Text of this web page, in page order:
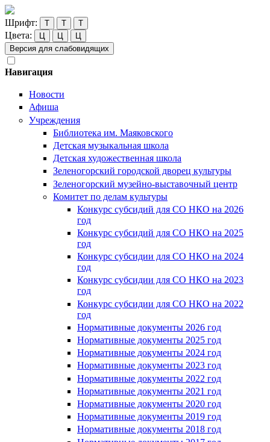
Шрифт: Т Т Т
Цвета: Ц Ц
Ц
Версия для слабовидящих
Навигация
Новости
Афиша
Учреждения
Библиотека им. Маяковского
Детская музыкальная школа
Детская художественная школа
Зеленогорский городской дворец культуры
Зеленогорский музейно-выставочный центр
Комитет по делам культуры
Конкурс субсидий для СО НКО на 2026
год
Конкурс субсидий для СО НКО на 2025
год
Конкурс субсидии для СО НКО на 2024
год
Конкурс субсидии для СО НКО на 2023
год
Конкурс субсидии для СО НКО на 2022
год
Нормативные документы 2026 год
Нормативные документы 2025 год
Нормативные документы 2024 год
Нормативные документы 2023 год
Нормативные документы 2022 год
Нормативные документы 2021 год
Нормативные документы 2020 год
Нормативные документы 2019 год
Нормативные документы 2018 год